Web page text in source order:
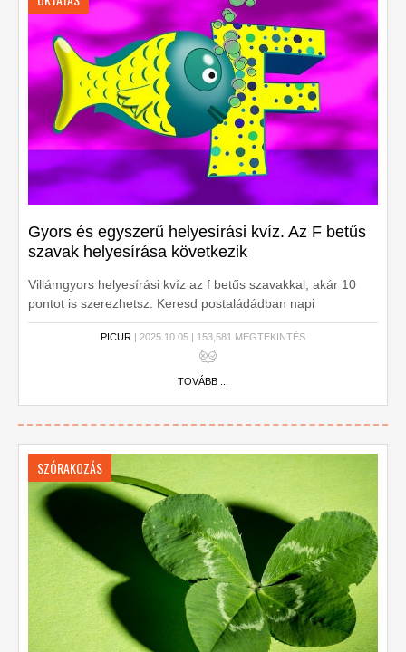
Gyors és egyszerű helyesírási kvíz. Az F betűs
szavak helyesírása következik
Villámgyors helyesírási kvíz az f betűs szavakkal, akár 10
pontot is szerezhetsz. Keresd postaládádban napi
kvízlevelünket, 10 extra pontért, naponta.
PICUR | 2025.10.05 | 153,581 MEGTEKINTÉS
TOVÁBB ...
SZÓRAKOZÁS